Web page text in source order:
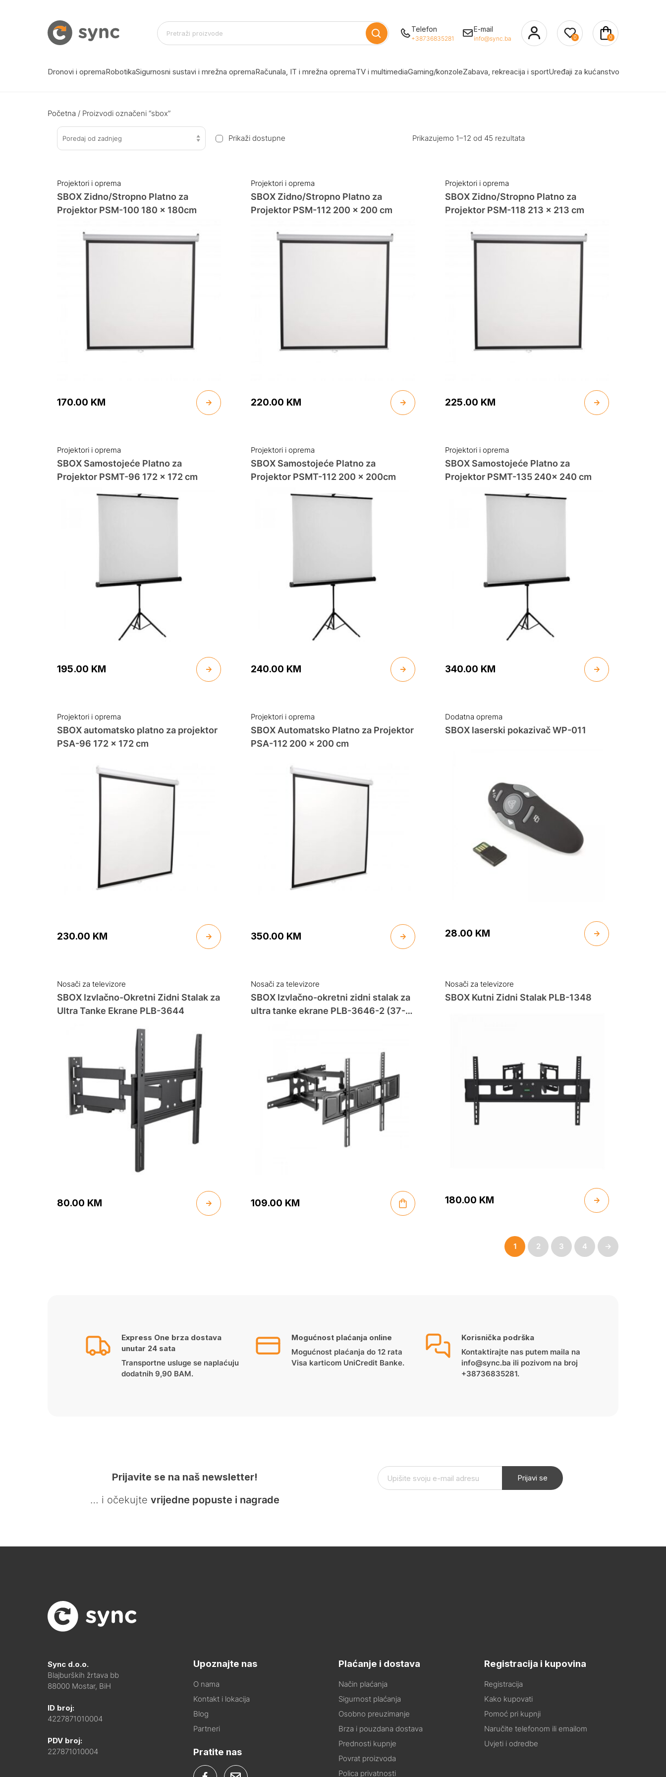
Telefon
+38736835281
E-mail
info@sync.ba 0 0
Dronovi i opremaRobotikaSigurnosni sustavi i mrežna opremaRačunala, IT i mrežna opremaTV i multimediaGaming/konzoleZabava, rekreacija i sportUređaji za kućanstvo
Početna / Proizvodi označeni “sbox”
Poredaj od zadnjeg Prikaži dostupne Prikazujemo 1–12 od 45 rezultata
Projektori i oprema
SBOX Zidno/Stropno Platno za
Projektor PSM-100 180 x 180cm
170.00 KM
Projektori i oprema
SBOX Zidno/Stropno Platno za
Projektor PSM-112 200 x 200 cm
220.00 KM
Projektori i oprema
SBOX Zidno/Stropno Platno za
Projektor PSM-118 213 x 213 cm
225.00 KM
Projektori i oprema
SBOX Samostojeće Platno za
Projektor PSMT-96 172 x 172 cm
195.00 KM
Projektori i oprema
SBOX Samostojeće Platno za
Projektor PSMT-112 200 x 200cm
240.00 KM
Projektori i oprema
SBOX Samostojeće Platno za
Projektor PSMT-135 240x 240 cm
340.00 KM
Projektori i oprema
SBOX automatsko platno za projektor
PSA-96 172 x 172 cm
230.00 KM
Projektori i oprema
SBOX Automatsko Platno za Projektor
PSA-112 200 x 200 cm
350.00 KM
Dodatna oprema
SBOX laserski pokazivač WP-011
28.00 KM
Nosači za televizore
SBOX Izvlačno-Okretni Zidni Stalak za
Ultra Tanke Ekrane PLB-3644
80.00 KM
Nosači za televizore
SBOX Izvlačno-okretni zidni stalak za
ultra tanke ekrane PLB-3646-2 (37-
109.00 KM
Nosači za televizore
SBOX Kutni Zidni Stalak PLB-1348
180.00 KM
1 2 3 4 →
Express One brza dostava
unutar 24 sata
Transportne usluge se naplaćuju
dodatnih 9,90 BAM.
Mogućnost plaćanja online
Mogućnost plaćanja do 12 rata
Visa karticom UniCredit Banke.
Korisnička podrška
Kontaktirajte nas putem maila na
info@sync.ba ili pozivom na broj
+38736835281.
Prijavite se na naš newsletter!
… i očekujte vrijedne popuste i nagrade
Prijavi se
Sync d.o.o.
Blajburških žrtava bb
88000 Mostar, BiH
ID broj:
4227871010004
PDV broj:
227871010004
Upoznajte nas
O nama
Kontakt i lokacija
Blog
Partneri
Pratite nas
Plaćanje i dostava
Način plaćanja
Sigurnost plaćanja
Osobno preuzimanje
Brza i pouzdana dostava
Prednosti kupnje
Povrat proizvoda
Polica privatnosti
Registracija i kupovina
Registracija
Kako kupovati
Pomoć pri kupnji
Naručite telefonom ili emailom
Uvjeti i odredbe